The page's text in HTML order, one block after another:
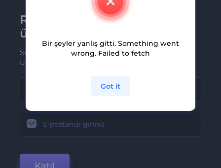
Renderforest bültenine
üye olun
Son haber ve tekliflerimiz ilk olarak size
ulaşsın
Katıl
Bir şeyler yanlış gitti. Something went
wrong. Failed to fetch
Got it